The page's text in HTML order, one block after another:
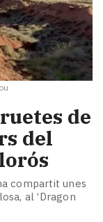
de
del
compartit unes
al ‘Dragon